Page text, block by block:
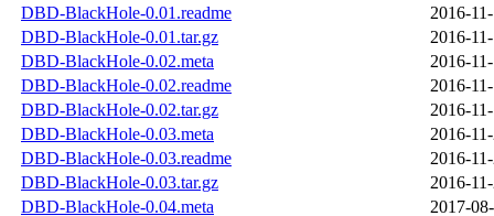
DBD-BlackHole-0.01.readme
2016-
DBD-BlackHole-0.01.tar.gz
2016-
DBD-BlackHole-0.02.meta
2016-
DBD-BlackHole-0.02.readme
2016-
DBD-BlackHole-0.02.tar.gz
2016-
DBD-BlackHole-0.03.meta
2016-
DBD-BlackHole-0.03.readme
2016-
DBD-BlackHole-0.03.tar.gz
2016-
DBD-BlackHole-0.04.meta
2017-